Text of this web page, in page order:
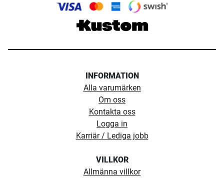
INFORMATION
Alla varumärken
Om oss
Kontakta oss
Logga in
Karriär / Lediga jobb
VILLKOR
Allmänna villkor